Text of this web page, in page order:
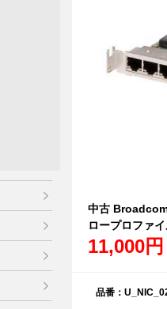
中古
ロープロファ
11,000
品番：